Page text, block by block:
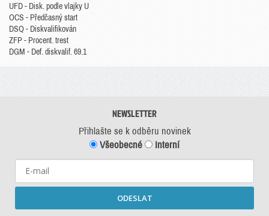
UFD - Disk. podle vlajky U
OCS - Předčasný start
DSQ - Diskvalifikován
ZFP - Procent. trest
DGM - Def. diskvalif. 69.1
NEWSLETTER
Přihlašte se k odběru novinek
Všeobecné
Interní
ODESLAT